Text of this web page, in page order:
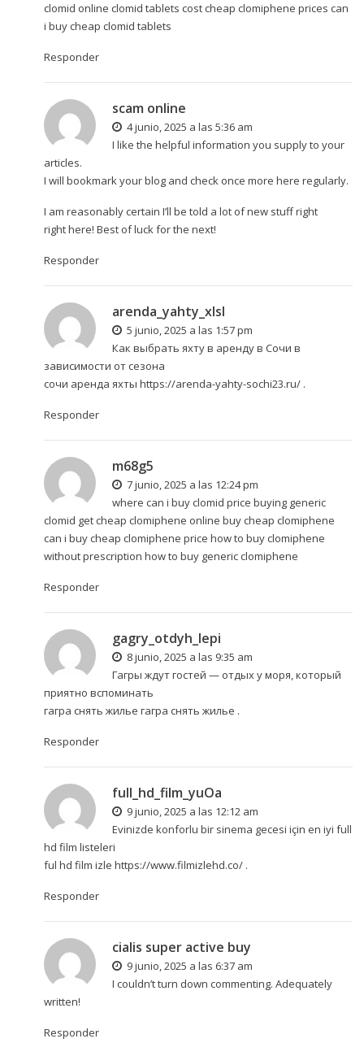
clomid online clomid tablets cost cheap clomiphene prices can
i buy cheap clomid tablets
Responder
scam online
4 junio, 2025 a las 5:36 am
I like the helpful information you supply to your
articles.
I will bookmark your blog and check once more here regularly.
I am reasonably certain I’ll be told a lot of new stuff right
right here! Best of luck for the next!
Responder
arenda_yahty_xlsl
5 junio, 2025 a las 1:57 pm
Как выбрать яхту в аренду в Сочи в
зависимости от сезона
сочи аренда яхты https://arenda-yahty-sochi23.ru/.
Responder
m68g5
7 junio, 2025 a las 12:24 pm
where can i buy clomid price buying generic
clomid get cheap clomiphene online buy cheap clomiphene
can i buy cheap clomiphene price how to buy clomiphene
without prescription how to buy generic clomiphene
Responder
gagry_otdyh_lepi
8 junio, 2025 a las 9:35 am
Гагры ждут гостей — отдых у моря, который
приятно вспоминать
гагра снять жилье гагра снять жилье .
Responder
full_hd_film_yuOa
9 junio, 2025 a las 12:12 am
Evinizde konforlu bir sinema gecesi için en iyi full
hd film listeleri
ful hd film izle https://www.filmizlehd.co/.
Responder
cialis super active buy
9 junio, 2025 a las 6:37 am
I couldn’t turn down commenting. Adequately
written!
Responder